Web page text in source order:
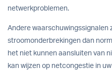
netwerkproblemen.
Andere waarschuwingssignalen
stroomonderbrekingen dan
het niet kunnen aansluiten van
kan wijzen op netcongestie in